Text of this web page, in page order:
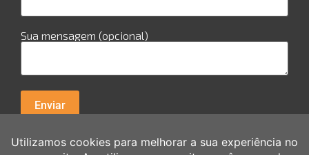
Sua mensagem (opcional)
R. Cuiabá, 978 - Sala 29 - Candeias - Jaboatão dos